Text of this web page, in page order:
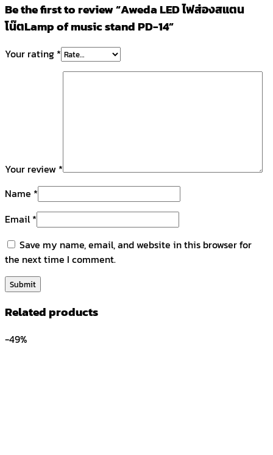
Be the first to review “Aweda LED ไฟส่องสแตน
โน๊ตLamp of music stand PD-14”
Your rating *
Your review *
Name *
Email*
Save my name, email, and website in this browser for
the next time I comment.
Related products
-49%